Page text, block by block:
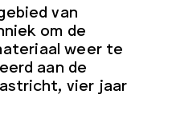
van
om de
weer te
aan de
vier jaar